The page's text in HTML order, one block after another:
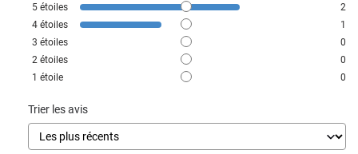
5 étoiles
2
4 étoiles
1
3 étoiles
0
2 étoiles
0
1 étoile 0
Trier les avis